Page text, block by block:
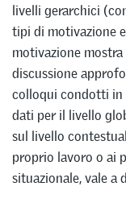
livelli gerarchici
tipi di motivazione
motivazione
discussione
colloqui condotti in
dati per il livello
sul livello
proprio lavoro o ai
situazionale, vale a